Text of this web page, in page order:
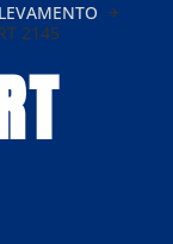
2145